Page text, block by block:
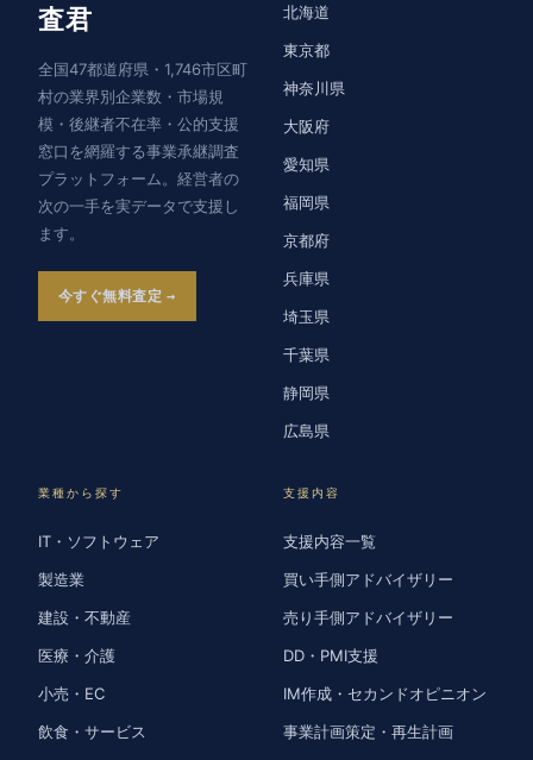
査君
全国47都道府県・1,746市区町
村の業界別企業数・市場規
模・後継者不在率・公的支援
窓口を網羅する事業承継調査
プラットフォーム。経営者の
次の一手を実データで支援し
ます。
今すぐ無料査定
北海道
東京都
神奈川県
大阪府
愛知県
福岡県
京都府
兵庫県
埼玉県
千葉県
静岡県
広島県
業種から探す
IT・ソフトウェア
製造業
建設・不動産
医療・介護
小売・EC
飲食・サービス
支援内容
支援内容一覧
買い手側アドバイザリー
売り手側アドバイザリー
DD・PMI支援
IM作成・セカンドオピニオン
事業計画策定・再生計画